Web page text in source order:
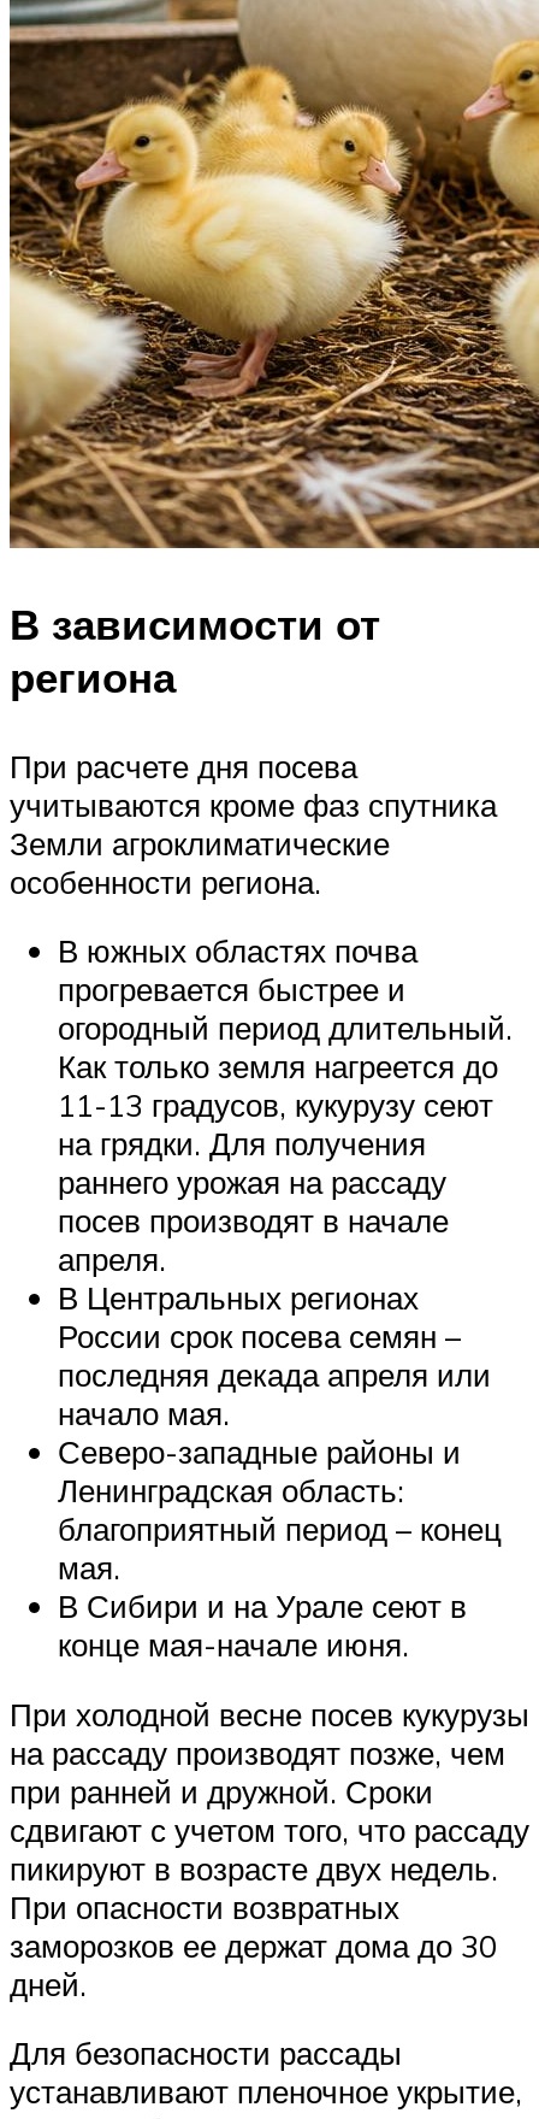
В зависимости от
региона
При расчете дня посева
учитываются кроме фаз спутника
Земли агроклиматические
особенности региона.
В южных областях почва
прогревается быстрее и
огородный период длительный.
Как только земля нагреется до
11-13 градусов, кукурузу сеют
на грядки. Для получения
раннего урожая на рассаду
посев производят в начале
апреля.
В Центральных регионах
России срок посева семян –
последняя декада апреля или
начало мая.
Северо-западные районы и
Ленинградская область:
благоприятный период – конец
мая.
В Сибири и на Урале сеют в
конце мая-начале июня.
При холодной весне посев кукурузы
на рассаду производят позже, чем
при ранней и дружной. Сроки
сдвигают с учетом того, что рассаду
пикируют в возрасте двух недель.
При опасности возвратных
заморозков ее держат дома до 30
дней.
Для безопасности рассады
устанавливают пленочное укрытие,